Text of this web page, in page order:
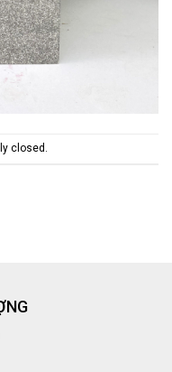
closed.